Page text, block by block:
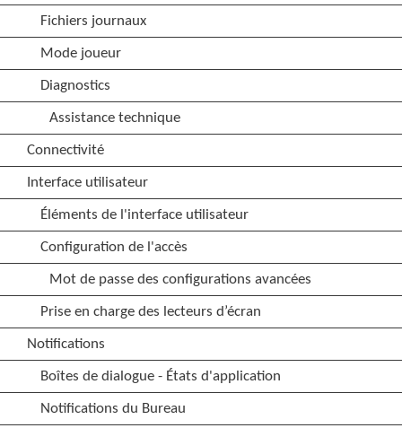
Fichiers journaux
Mode joueur
Diagnostics
Assistance technique
Connectivité
Interface utilisateur
Éléments de l'interface utilisateur
Configuration de l'accès
Mot de passe des configurations avancées
Prise en charge des lecteurs d’écran
Notifications
Boîtes de dialogue - États d'application
Notifications du Bureau